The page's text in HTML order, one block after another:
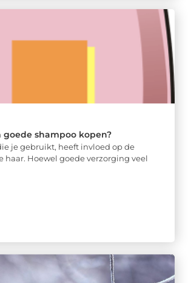
goede shampoo kopen?
je gebruikt, heeft invloed op de
haar. Hoewel goede verzorging veel